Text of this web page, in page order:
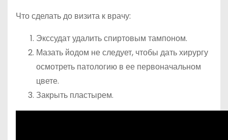
Что сделать до визита к врачу:
Экссудат удалить спиртовым тампоном.
Мазать йодом не следует, чтобы дать хирургу
осмотреть патологию в ее первоначальном
цвете.
Закрыть пластырем.